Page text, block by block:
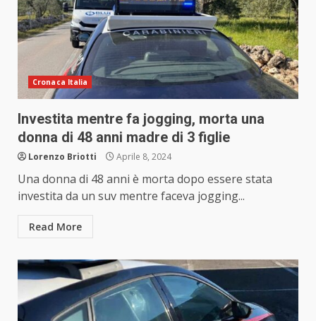
Cronaca Italia
Investita mentre fa jogging, morta una
donna di 48 anni madre di 3 figlie
Lorenzo Briotti Aprile 8, 2024
Una donna di 48 anni è morta dopo essere stata
investita da un suv mentre faceva jogging...
Read More